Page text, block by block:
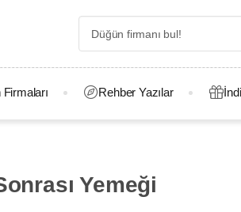
Rehber Yazılar
Yemeği